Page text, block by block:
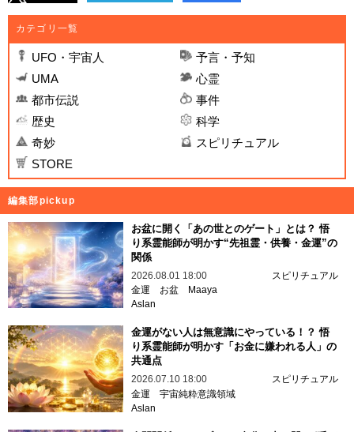
カテゴリ一覧
UFO・宇宙人
予言・予知
UMA
心霊
都市伝説
事件
歴史
科学
奇妙
スピリチュアル
STORE
編集部pickup
お盆に開く「あの世とのゲート」とは？ 悟
り系霊能師が明かす“先祖霊・供養・金運”の
関係
2026.08.01 18:00
スピリチュアル
金運
お盆
Maaya
Aslan
金運がない人は無意識にやっている！？ 悟
り系霊能師が明かす「お金に嫌われる人」の
共通点
2026.07.10 18:00
スピリチュアル
金運 宇宙純粋意識領域
Aslan